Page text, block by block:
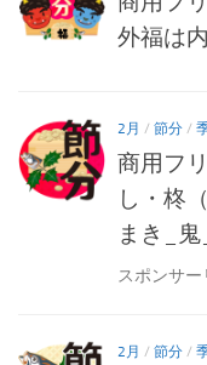
外福は
2月 / 節分 /
商用フ
し・柊
まき_
スポンサー
2月 / 節分 /